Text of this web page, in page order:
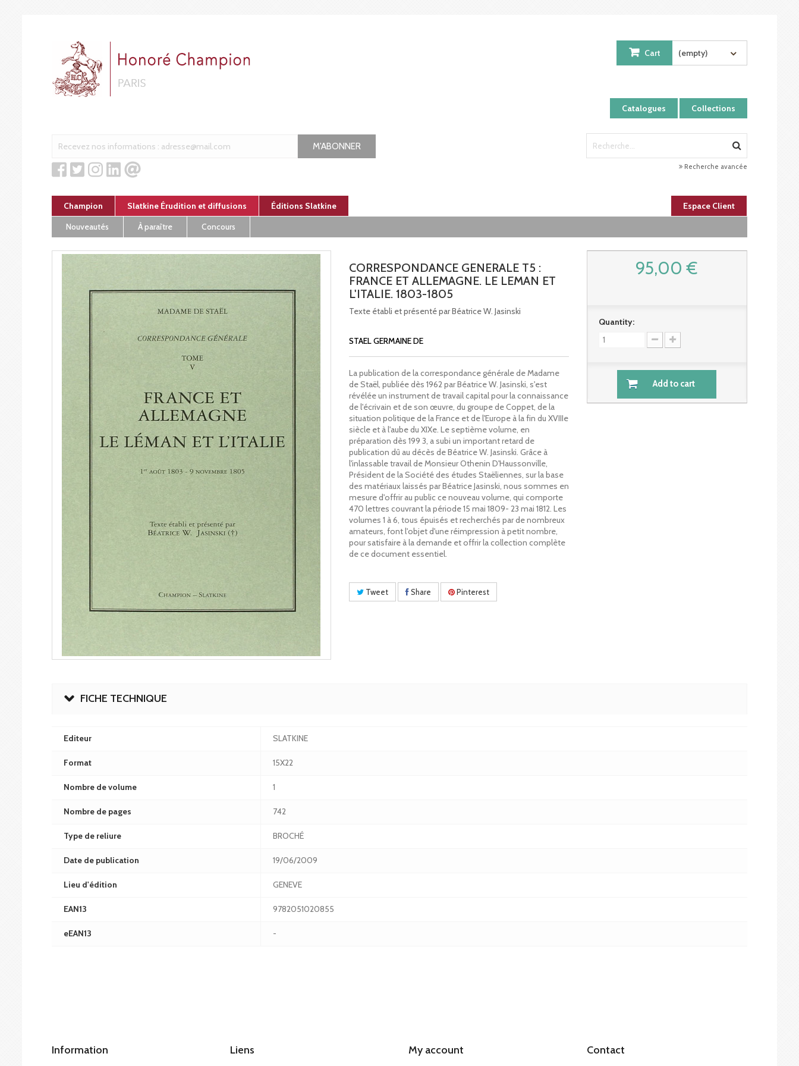
Catalogues Collections
Cart (empty)
M'ABONNER
Recherche avancée
Champion Slatkine Érudition et diffusions Éditions Slatkine
Espace Client
Nouveautés
À paraître Concours
CORRESPONDANCE GENERALE T5 :
FRANCE ET ALLEMAGNE. LE LEMAN ET
L'ITALIE. 1803-1805
Texte établi et présenté par Béatrice W. Jasinski
STAEL GERMAINE DE
La publication de la correspondance générale de Madame
de Staël, publiée dès 1962 par Béatrice W. Jasinski, s'est
révélée un instrument de travail capital pour la connaissance
de l'écrivain et de son œuvre, du groupe de Coppet, de la
situation politique de la France et de l'Europe à la fin du XVIIIe
siècle et à l'aube du XIXe. Le septième volume, en
préparation dès 199 3, a subi un important retard de
publication dû au décès de Béatrice W. Jasinski. Grâce à
l'inlassable travail de Monsieur Othenin D'Haussonville,
Président de la Société des études Staëliennes, sur la base
des matériaux laissés par Béatrice Jasinski, nous sommes en
mesure d'offrir au public ce nouveau volume, qui comporte
470 lettres couvrant la période 15 mai 1809- 23 mai 1812. Les
volumes 1 à 6, tous épuisés et recherchés par de nombreux
amateurs, font l'objet d'une réimpression à petit nombre,
pour satisfaire à la demande et offrir la collection complète
de ce document essentiel.
Tweet Share Pinterest
95,00 €
Quantity:
Add to cart
FICHE TECHNIQUE
Editeur SLATKINE
Format 15X22
Nombre de volume 1
Nombre de pages 742
Type de reliure BROCHÉ
Date de publication 19/06/2009
Lieu d'édition GENEVE
EAN13 9782051020855
eEAN13 -
Information Liens My account Contact